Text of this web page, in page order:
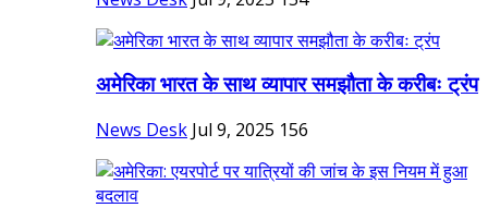
अमेरिका भारत के साथ व्यापार समझौता के करीबः ट्रंप
News Desk Jul 9, 2025 156